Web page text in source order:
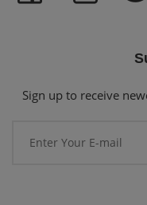
Sign up to receive